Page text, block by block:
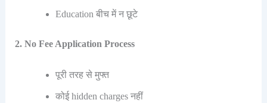
Education बीच में न छूटे
2. No Fee Application Process
पूरी तरह से मुफ्त
कोई hidden charges नहीं